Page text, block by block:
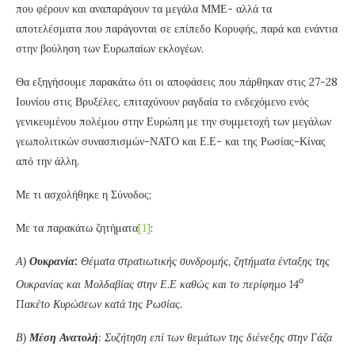
που φέρουν και αναπαράγουν τα μεγάλα ΜΜΕ- αλλά τα
αποτελέσματα που παράγονται σε επίπεδο Κορυφής, παρά και ενάντια
στην βούληση των Ευρωπαίων εκλογέων.
Θα εξηγήσουμε παρακάτω ότι οι αποφάσεις που πάρθηκαν στις 27-28
Ιουνίου στις Βρυξέλες, επιταχύνουν ραγδαία το ενδεχόμενο ενός
γενικευμένου πολέμου στην Ευρώπη με την συμμετοχή των μεγάλων
γεωπολιτικών συνασπισμών-ΝΑΤΟ και Ε.Ε- και της Ρωσίας-Κίνας
από την άλλη.
Με τι ασχολήθηκε η Σύνοδος;
Με τα παρακάτω ζητήματα[1]:
Α) Ουκρανία: Θέματα στρατιωτικής συνδρομής, ζητήματα ένταξης της
Ουκρανίας και Μολδαβίας στην Ε.Ε καθώς και το περίφημο 14ο
Πακέτο Κυρώσεων κατά της Ρωσίας.
Β) Μέση Ανατολή: Συζήτηση επί των θεμάτων της διένεξης στην Γάζα